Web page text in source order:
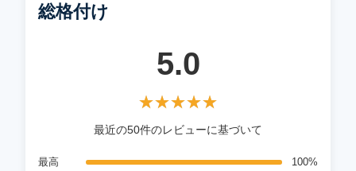
総格付け
5.0
★★★★★
★★★★★
最近の50件のレビューに基づいて
最高
100%